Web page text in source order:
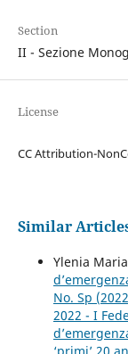
Section
II - Sezione
License
CC Attribution-
Similar
Ylenia
No. Sp
2022 - I